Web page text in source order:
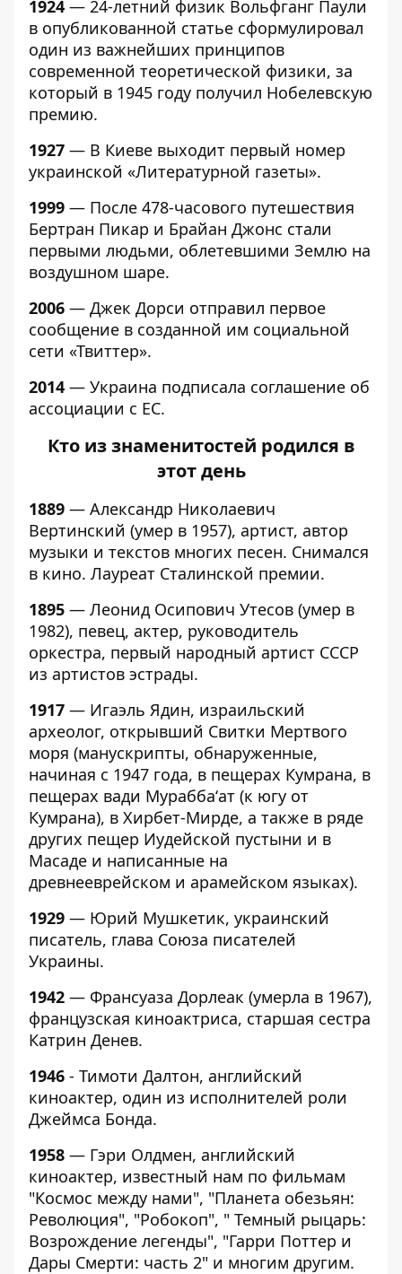
1924 — 24-летний физик Вольфганг Паули
в опубликованной статье сформулировал
один из важнейших принципов
современной теоретической физики, за
который в 1945 году получил Нобелевскую
премию.
1927 — В Киеве выходит первый номер
украинской «Литературной газеты».
1999 — После 478-часового путешествия
Бертран Пикар и Брайан Джонс стали
первыми людьми, облетевшими Землю на
воздушном шаре.
2006 — Джек Дорси отправил первое
сообщение в созданной им социальной
сети «Твиттер».
2014 — Украина подписала соглашение об
ассоциации с ЕС.
Кто из знаменитостей родился в
этот день
1889 — Александр Николаевич
Вертинский (умер в 1957), артист, автор
музыки и текстов многих песен. Снимался
в кино. Лауреат Сталинской премии.
1895 — Леонид Осипович Утесов (умер в
1982), певец, актер, руководитель
оркестра, первый народный артист СССР
из артистов эстрады.
1917 — Игаэль Ядин, израильский
археолог, открывший Свитки Мертвого
моря (манускрипты, обнаруженные,
начиная с 1947 года, в пещерах Кумрана, в
пещерах вади Мурабба‘ат (к югу от
Кумрана), в Хирбет-Мирде, а также в ряде
других пещер Иудейской пустыни и в
Масаде и написанные на
древнееврейском и арамейском языках).
1929 — Юрий Мушкетик, украинский
писатель, глава Союза писателей
Украины.
1942 — Франсуаза Дорлеак (умерла в 1967),
французская киноактриса, старшая сестра
Катрин Денев.
1946 - Тимоти Далтон, английский
киноактер, один из исполнителей роли
Джеймса Бонда.
1958 — Гэри Олдмен, английский
киноактер, известный нам по фильмам
"Космос между нами", "Планета обезьян:
Революция", "Робокоп", " Темный рыцарь:
Возрождение легенды", "Гарри Поттер и
Дары Смерти: часть 2" и многим другим.